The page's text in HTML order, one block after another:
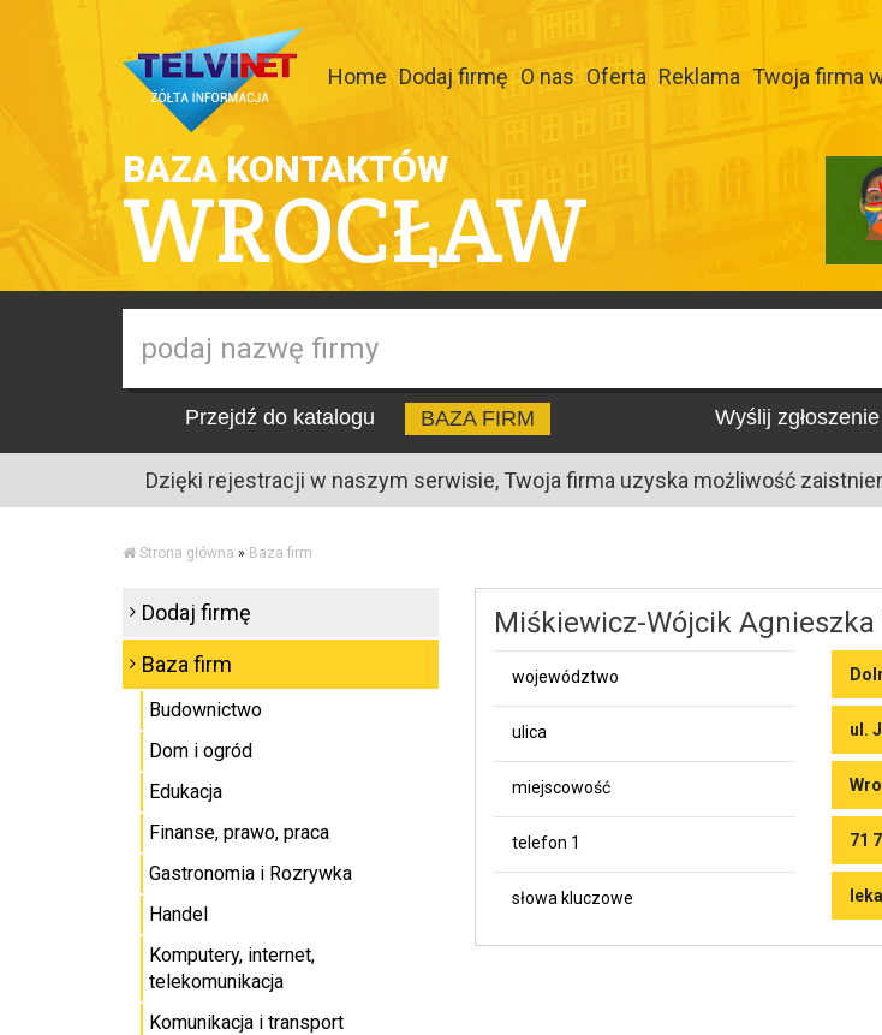
Home Dodaj firmę O nas Oferta Reklama Twoja firma
BAZA KONTAKTÓW
WROCŁAW
Przejdź do katalogu BAZA FIRM Wyślij zgłoszenie
Dzięki rejestracji w naszym serwisie, Twoja firma uzyska możliwość
Strona główna » Baza firm
Miśkiewicz-Wójcik
województwo
ulica ul.
miejscowość
telefon 1 71
słowa kluczowe
Dodaj firmę
Baza firm
Budownictwo
Dom i ogród
Edukacja
Finanse, prawo, praca
Gastronomia i Rozrywka
Handel
Komputery, internet,
telekomunikacja
Komunikacja i transport